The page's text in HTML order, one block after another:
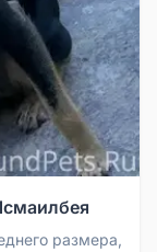
размера,